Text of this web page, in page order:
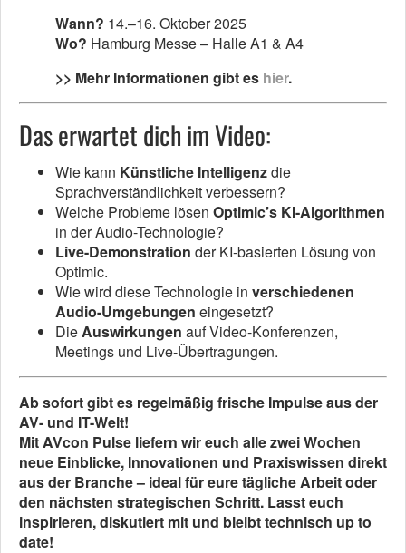
Wann? 14.–16. Oktober 2025
Wo? Hamburg Messe – Halle A1 & A4
>> Mehr Informationen gibt es hier.
Das erwartet dich im Video:
Wie kann Künstliche Intelligenzdie
Sprachverständlichkeit verbessern?
Welche Probleme lösen Optimic’s KI-Algorithmen
in der Audio-Technologie?
Live-Demonstration der KI-basierten Lösung von
Optimic.
Wie wird diese Technologie in verschiedenen
Audio-Umgebungen eingesetzt?
DieAuswirkungen auf Video-Konferenzen,
Meetings und Live-Übertragungen.
Ab sofort gibt es regelmäßig frische Impulse aus der
AV- und IT-Welt!
Mit AVcon Pulse liefern wir euch alle zwei Wochen
neue Einblicke, Innovationen und Praxiswissen direkt
aus der Branche – ideal für eure tägliche Arbeit oder
den nächsten strategischen Schritt. Lasst euch
inspirieren, diskutiert mit und bleibt technisch up to
date!